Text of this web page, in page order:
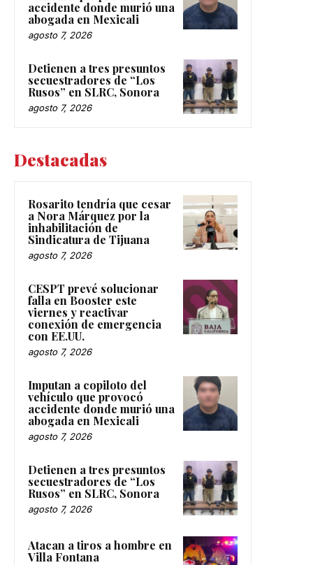
accidente donde murió una
abogada en Mexicali
agosto 7, 2026
Detienen a tres presuntos
secuestradores de “Los
Rusos” en SLRC, Sonora
agosto 7, 2026
Destacadas
Rosarito tendría que cesar
a Nora Márquez por la
inhabilitación de
Sindicatura de Tijuana
agosto 7, 2026
CESPT prevé solucionar
falla en Booster este
viernes y reactivar
conexión de emergencia
con EE.UU.
agosto 7, 2026
Imputan a copiloto del
vehículo que provocó
accidente donde murió una
abogada en Mexicali
agosto 7, 2026
Detienen a tres presuntos
secuestradores de “Los
Rusos” en SLRC, Sonora
agosto 7, 2026
Atacan a tiros a hombre en
Villa Fontana